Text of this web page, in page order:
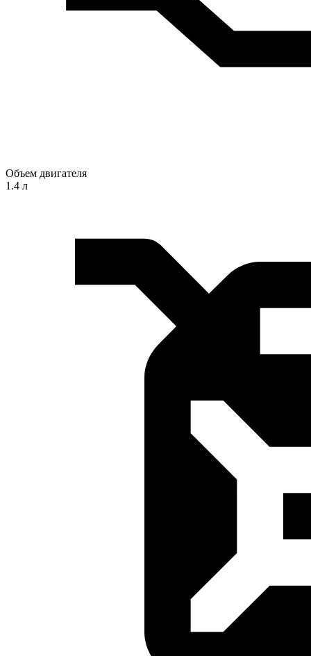
Объем двигателя
1.4 л